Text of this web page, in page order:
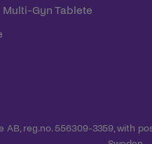
Multi-Gyn Tablete
reg.no. 556309-3359, with